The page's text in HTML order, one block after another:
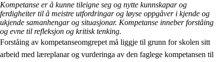
2. Prinsipp for læring, utvikling og danning
2.1 Sosial læring og utvikling
2.2 Kompetanse i faga
Kompetanse er å kunne tileigne seg og nytte kunnskapar og
ferdigheiter til å meistre utfordringar og løyse oppgåver i kjende og
ukjende samanhengar og situasjonar. Kompetanse inneber forståing
og evne til refleksjon og kritisk tenking.
Forståing av kompetanseomgrepet må liggje til grunn for skolen sitt
arbeid med læreplanar og vurderinga av den faglege kompetansen til